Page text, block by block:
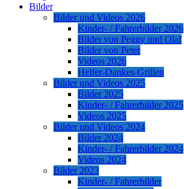
Bilder
Bilder und Videos 2026
Kinder- / Fahrerbilder 2026
Bilder von Peggy und Olaf
Bilder von Peter
Videos 2026
Helfer-Dankes-Grillen
Bilder und Videos 2025
Bilder 2025
Kinder- / Fahrerbilder 2025
Videos 2025
Bilder und Videos 2024
Bilder 2024
Kinder- / Fahrerbilder 2024
Videos 2024
Bilder 2023
Kinder- / Fahrerbilder